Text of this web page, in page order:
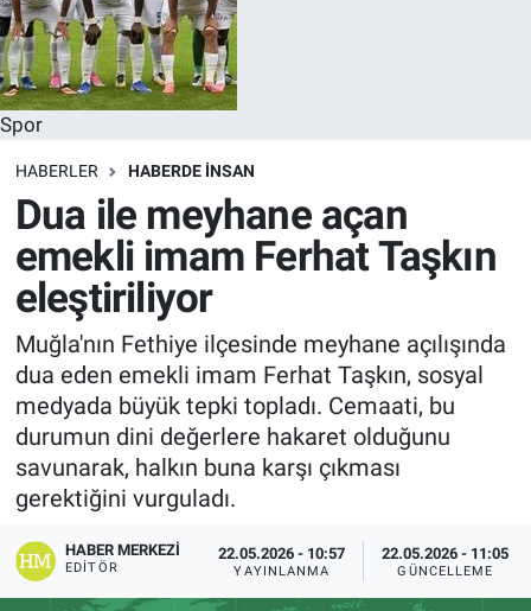
Spor
HABERLER HABERDE INSAN
Dua ile meyhane açan
emekli imam Ferhat Taşkın
eleştiriliyor
Muğla'nın Fethiye ilçesinde meyhane açılışında
dua eden emekli imam Ferhat Taşkın, sosyal
medyada büyük tepki topladı. Cemaati, bu
durumun dini değerlere hakaret olduğunu
savunarak, halkın buna karşı çıkması
gerektiğini vurguladı.
HABER MERKEZI
EDITÖR
22.05.2026 - 10:57
YAYINLANMA
22.05.2026 - 11:05
GÜNCELLEME